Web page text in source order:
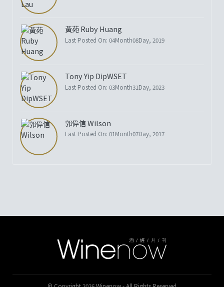
黃苑 Ruby Huang
Last Posted On: 04Month08Day, 2019
Tony Yip DipWSET
Last Posted On: 03Month31Day, 2023
郭偉信 Wilson
Last Posted On: 01Month07Day, 2017